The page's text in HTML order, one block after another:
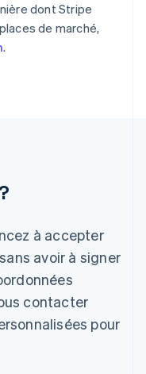
dont Stripe
de marché,
.
à accepter
avoir à signer
contacter
pour